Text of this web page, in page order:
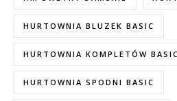
HURTOWNIA BLUZEK BASIC
HURTOWNIA KOMPLETÓW BASIC
HURTOWNIA SPODNI BASIC